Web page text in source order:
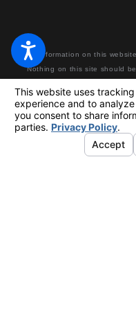
The information on this
Nothing on this site should
or viewing does not
false or fraudulent workers’
to 5 years in prison or a fine
fraud, whichever is